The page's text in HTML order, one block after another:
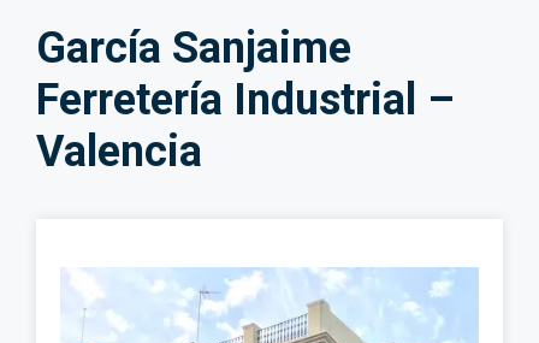
García Sanjaime
Ferretería Industrial –
Valencia